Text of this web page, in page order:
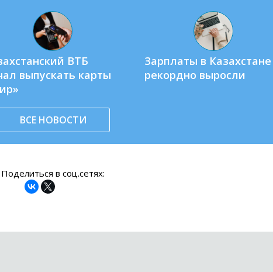
ВТБ
выпускать карты
Зарплаты в Казахстане
рекордно выросли
ВСЕ НОВОСТИ
Поделиться в соц.сетях: